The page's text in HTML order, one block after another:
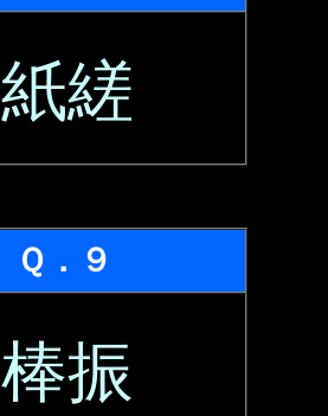
紙縒
Ｑ．９
棒振